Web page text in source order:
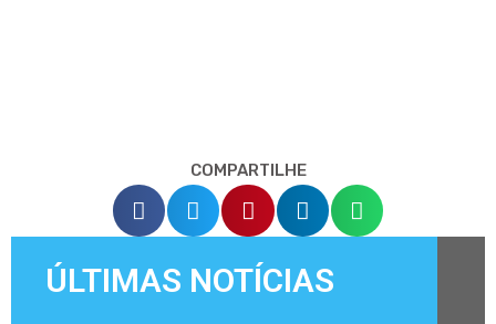
COMPARTILHE
ÚLTIMAS NOTÍCIAS